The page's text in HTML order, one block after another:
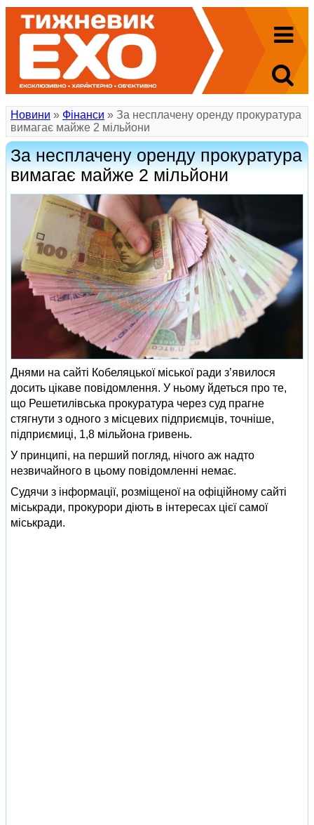
Новини » Фінанси » За несплачену оренду прокуратура
вимагає майже 2 мільйони
За несплачену оренду прокуратура
вимагає майже 2 мільйони
Днями на сайті Кобеляцької міської ради з’явилося
досить цікаве повідомлення. У ньому йдеться про те,
що Решетилівська прокуратура через суд прагне
стягнути з одного з місцевих підприємців, точніше,
підприємиці, 1,8 мільйона гривень.
У принципі, на перший погляд, нічого аж надто
незвичайного в цьому повідомленні немає.
Судячи з інформації, розміщеної на офіційному сайті
міськради, прокурори діють в інтересах цієї самої
міськради.